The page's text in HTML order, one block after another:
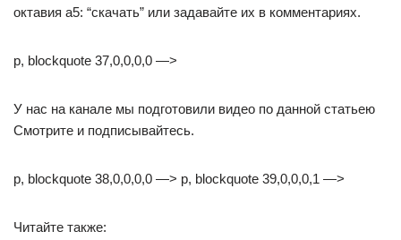
октавия а5: “скачать” или задавайте их в комментариях.
p, blockquote 37,0,0,0,0 —>
У нас на канале мы подготовили видео по данной статьею
Смотрите и подписывайтесь.
p, blockquote 38,0,0,0,0 —> p, blockquote 39,0,0,0,1 —>
Читайте также: